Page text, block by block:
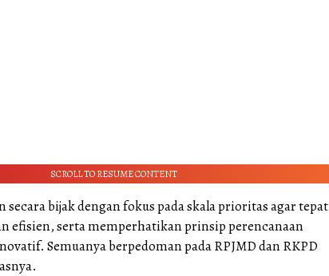
SCROLL TO RESUME CONTENT
secara bijak dengan fokus pada skala prioritas agar tepat
efisien, serta memperhatikan prinsip perencanaan
Semuanya berpedoman pada RPJMD dan RKPD